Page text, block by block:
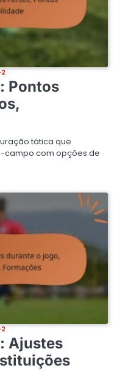
2
Pontos
tática que
campo com opções de
2
Ajustes